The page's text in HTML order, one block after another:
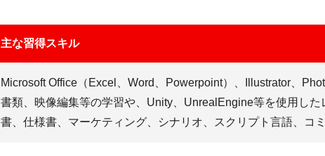
主な習得スキル
Microsoft Office（Excel、Word、Powerpoint）、Illustrator、
書類、映像編集等の学習や、Unity、UnrealEngine等を使用し
書、仕様書、マーケティング、シナリオ、スクリプト言語、コ